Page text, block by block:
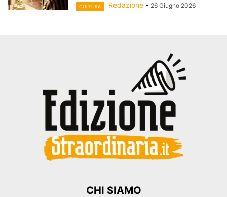
CULTURA Redazione - 26 Giugno 2026
CHI SIAMO